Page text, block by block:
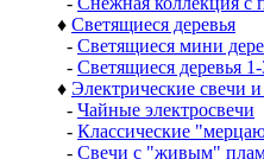
♦ Светящиеся деревья
- Светящиеся мини
- Светящиеся деревья
♦ Электрические свечи
- Чайные электросвечи
- Классические
- Свечи с "живым"